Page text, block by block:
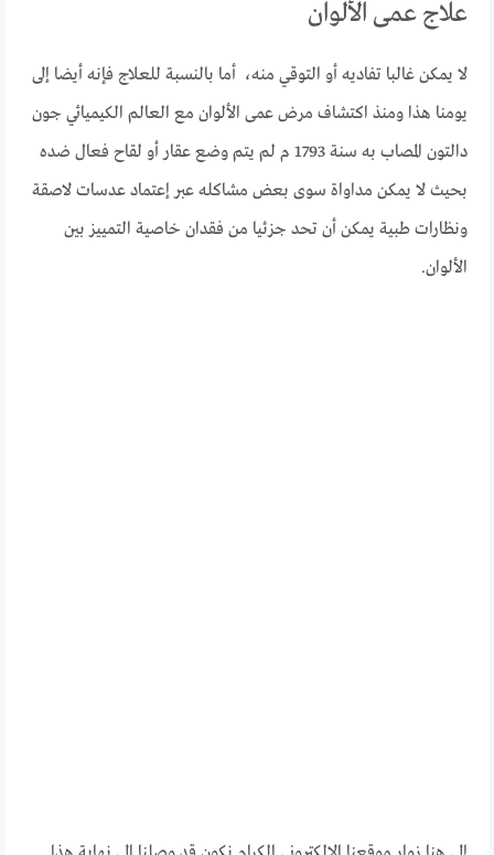
علاج عمى الألوان
لا يمكن غالبا تفاديه أو التوقي منه، أما بالنسبة للعلاج فإنه أيضا إلى
يومنا هذا ومنذ اكتشاف مرض عمى الألوان مع العالم الكيميائي جون
دالتون المصاب به سنة 1793 م لم يتم وضع عقار أو لقاح فعال ضده
بحيث لا يمكن مداواة سوى بعض مشاكله عبر إعتماد عدسات لاصقة
ونظارات طبية يمكن أن تحد جزئيا من فقدان خاصية التمييز بين
الألوان.